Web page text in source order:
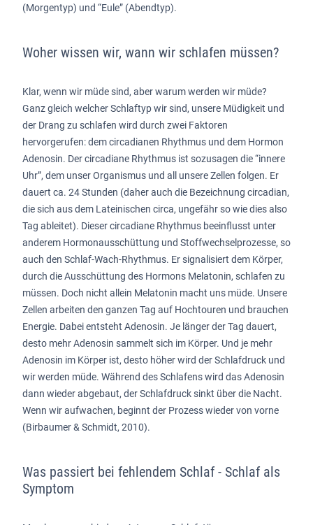
(Morgentyp) und “Eule” (Abendtyp).
Woher wissen wir, wann wir schlafen müssen?
Klar, wenn wir müde sind, aber warum werden wir müde?
Ganz gleich welcher Schlaftyp wir sind, unsere Müdigkeit und
der Drang zu schlafen wird durch zwei Faktoren
hervorgerufen: dem circadianen Rhythmus und dem Hormon
Adenosin. Der circadiane Rhythmus ist sozusagen die “innere
Uhr”, dem unser Organismus und all unsere Zellen folgen. Er
dauert ca. 24 Stunden (daher auch die Bezeichnung circadian,
die sich aus dem Lateinischen circa, ungefähr so wie dies also
Tag ableitet). Dieser circadiane Rhythmus beeinflusst unter
anderem Hormonausschüttung und Stoffwechselprozesse, so
auch den Schlaf-Wach-Rhythmus. Er signalisiert dem Körper,
durch die Ausschüttung des Hormons Melatonin, schlafen zu
müssen. Doch nicht allein Melatonin macht uns müde. Unsere
Zellen arbeiten den ganzen Tag auf Hochtouren und brauchen
Energie. Dabei entsteht Adenosin. Je länger der Tag dauert,
desto mehr Adenosin sammelt sich im Körper. Und je mehr
Adenosin im Körper ist, desto höher wird der Schlafdruck und
wir werden müde. Während des Schlafens wird das Adenosin
dann wieder abgebaut, der Schlafdruck sinkt über die Nacht.
Wenn wir aufwachen, beginnt der Prozess wieder von vorne
(Birbaumer & Schmidt, 2010).
Was passiert bei fehlendem Schlaf - Schlaf als
Symptom